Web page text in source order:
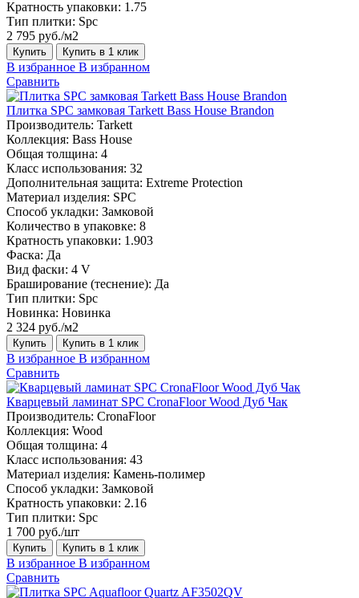
Кратность упаковки: 1.75
Тип плитки: Spc
2 795 руб./м2
Купить Купить в 1 клик
В избранное В избранном
Сравнить
Плитка SPC замковая Tarkett Bass House Brandon
Производитель: Tarkett
Коллекция: Bass House
Общая толщина: 4
Класс использования: 32
Дополнительная защита: Extreme Protection
Материал изделия: SPC
Способ укладки: Замковой
Количество в упаковке: 8
Кратность упаковки: 1.903
Фаска: Да
Вид фаски: 4 V
Браширование (теснение): Да
Тип плитки: Spc
Новинка: Новинка
2 324 руб./м2
Купить Купить в 1 клик
В избранное В избранном
Сравнить
Кварцевый ламинат SPC CronaFloor Wood Дуб Чак
Производитель: CronaFloor
Коллекция: Wood
Общая толщина: 4
Класс использования: 43
Материал изделия: Камень-полимер
Способ укладки: Замковой
Кратность упаковки: 2.16
Тип плитки: Spc
1 700 руб./шт
Купить Купить в 1 клик
В избранное В избранном
Сравнить